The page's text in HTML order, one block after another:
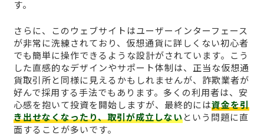
す。
さらに、このウェブサイトはユーザーインターフェース
が非常に洗練されており、仮想通貨に詳しくない初心者
でも簡単に操作できるような設計がされています。こう
した直感的なデザインやサポート体制は、正当な仮想通
貨取引所と同様に見えるかもしれませんが、詐欺業者が
好んで採用する手法でもあります。多くの利用者は、安
心感を抱いて投資を開始しますが、最終的には資金を引
き出せなくなったり、取引が成立しないという問題に直
面することが多いです。